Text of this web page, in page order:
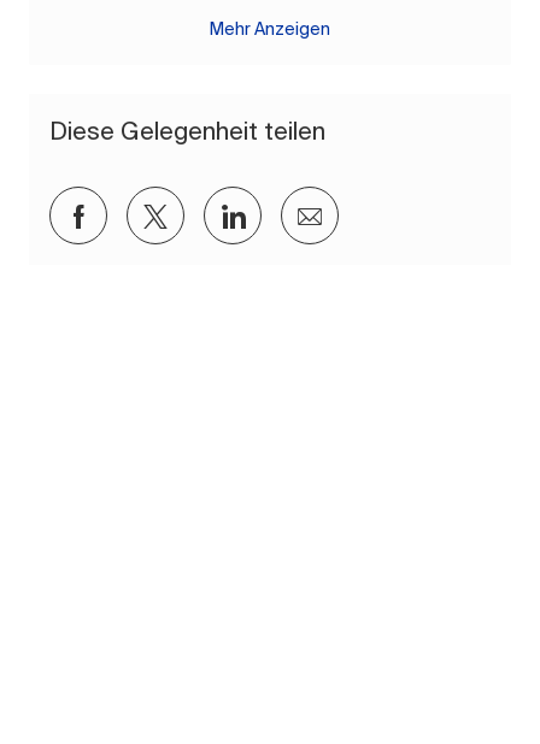
Mehr Anzeigen
Diese Gelegenheit teilen
Über Facebook teilen
Über Twitter teilen
Über LinkedIn teilen
Per E-Mail teilen